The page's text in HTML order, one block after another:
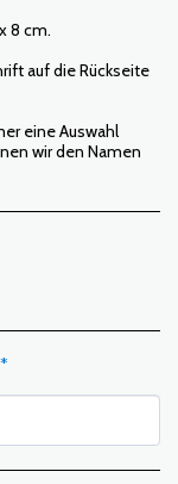
8 cm.
auf die Rückseite
eine Auswahl
wir den Namen
*